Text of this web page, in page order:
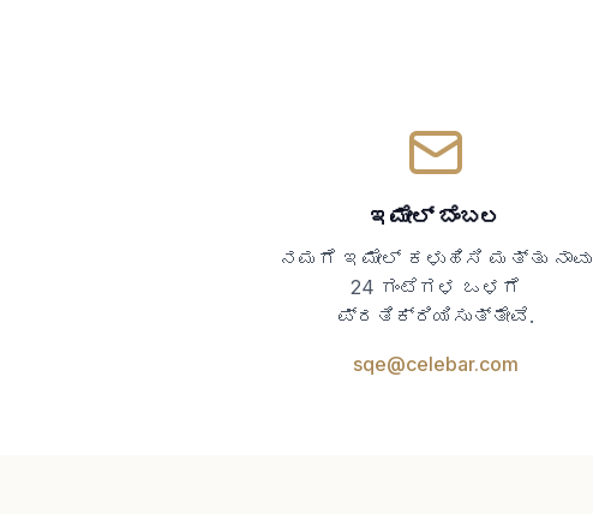
ಇಮೇಲ್ ಬೆಂಬಲ
ನಮಗೆ ಇಮೇಲ್ ಕಳುಹಿಸಿ ಮತ್ತು ನಾವು
24 ಗಂಟೆಗಳ ಒಳಗೆ
ಪ್ರತಿಕ್ರಿಯಿಸುತ್ತೇವೆ.
sqe@celebar.com